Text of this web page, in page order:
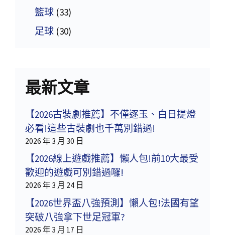
籃球 (33)
足球 (30)
最新文章
【2026古裝劇推薦】不僅逐玉、白日提燈
必看!這些古裝劇也千萬別錯過!
2026 年 3 月 30 日
【2026線上遊戲推薦】懶人包!前10大最受
歡迎的遊戲可別錯過囉!
2026 年 3 月 24 日
【2026世界盃八強預測】懶人包!法國有望
突破八強拿下世足冠軍?
2026 年 3 月 17 日